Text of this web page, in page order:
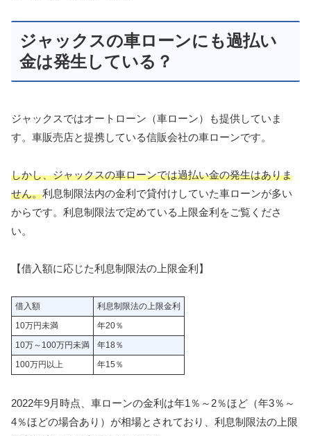
ジャックスの車ローンにも過払い
金は発生している？
ジャックスではオートローン（車ローン）も提供していま
す。車販売店と提携している信販会社の車ローンです。
しかし、ジャックスの車ローンでは過払い金の発生はありま
せん。利息制限法内の金利で貸付けしていた車ローンが多い
からです。利息制限法で定めている上限金利をご覧くださ
い。
【借入額に応じた利息制限法の上限金利】
借入額
利息制限法の上限金利
10万円未満
年20％
10万～100万円未満
年18％
100万円以上
年15％
2022年9月時点、車ローンの金利は年1％～2％ほど（年3％～
4％ほどの場合あり）が相場とされており、利息制限法の上限